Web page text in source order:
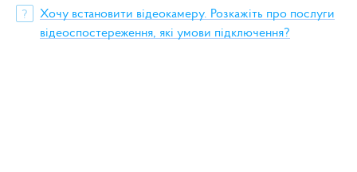
?
Хочу встановити відеокамеру. Розкажіть про послуги
відеоспостереження, які умови підключення?